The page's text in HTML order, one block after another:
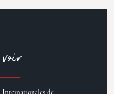
Internationales de